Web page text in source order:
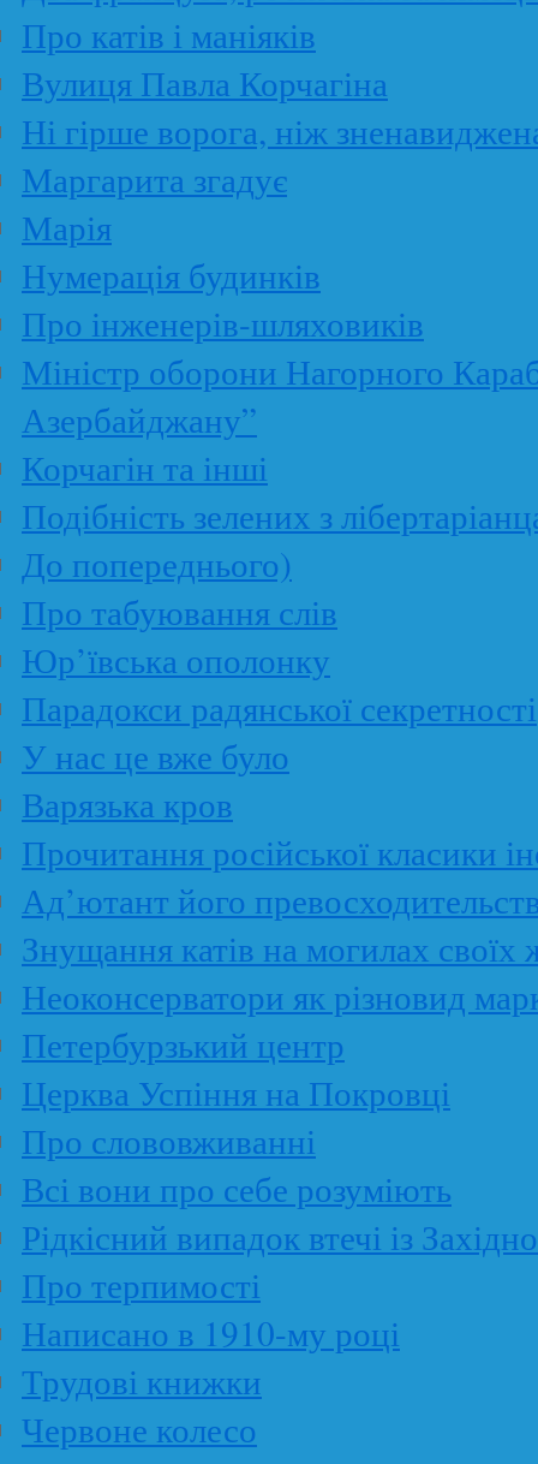
Про катів і маніяків
Вулиця Павла Корчагіна
Ні гірше ворога, ніж
Маргарита згадує
Марія
Нумерація будинків
Про інженерів-шляховиків
Міністр оборони Нагорного
Азербайджану”
Корчагін та інші
Подібність зелених з
До попереднього)
Про табуювання слів
Юр’ївська ополонку
Парадокси радянської секретності
У нас це вже було
Варязька кров
Прочитання російської класики
Ад’ютант його
Знущання катів на могилах своїх
Неоконсерватори як різновид
Петербурзький центр
Церква Успіння на Покровці
Про слововживанні
Всі вони про себе розуміють
Рідкісний випадок втечі із
Про терпимості
Написано в 1910-му році
Трудові книжки
Червоне колесо